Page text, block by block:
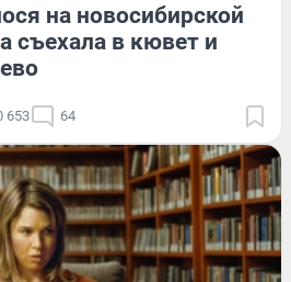
на новосибирской
съехала в кювет и
653 64